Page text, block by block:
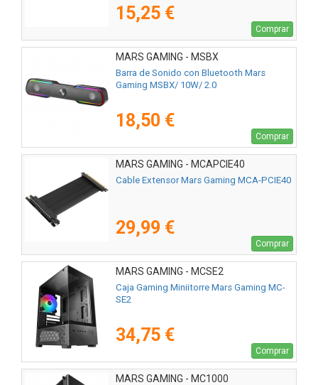
15,25 €
Comprar
MARS GAMING - MSBX
Barra de Sonido con Bluetooth Mars
Gaming MSBX/ 10W/ 2.0
18,50 €
Comprar
MARS GAMING - MCAPCIE40
Cable Extensor Mars Gaming MCA-PCIE40
29,99 €
Comprar
MARS GAMING - MCSE2
Caja Gaming Miniitorre Mars Gaming MC-
SE2
34,75 €
Comprar
MARS GAMING - MC1000